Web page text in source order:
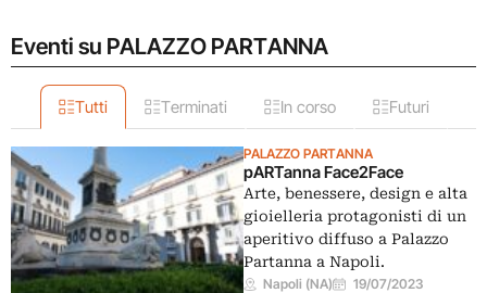
Eventi su PALAZZO PARTANNA
Tutti Terminati In corso Futuri
PALAZZO PARTANNA
pARTanna Face2Face
Arte, benessere, design e alta
gioielleria protagonisti di un
aperitivo diffuso a Palazzo
Partanna a Napoli.
Napoli (NA) 19/07/2023